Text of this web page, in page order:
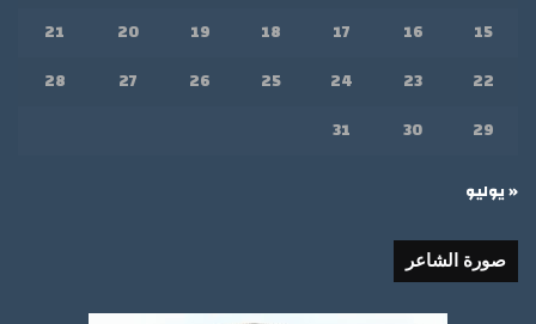
15
16
17
18
19
20
21
22
23
24
25
26
27
28
29
30
31
« يوليو
صورة الشاعر